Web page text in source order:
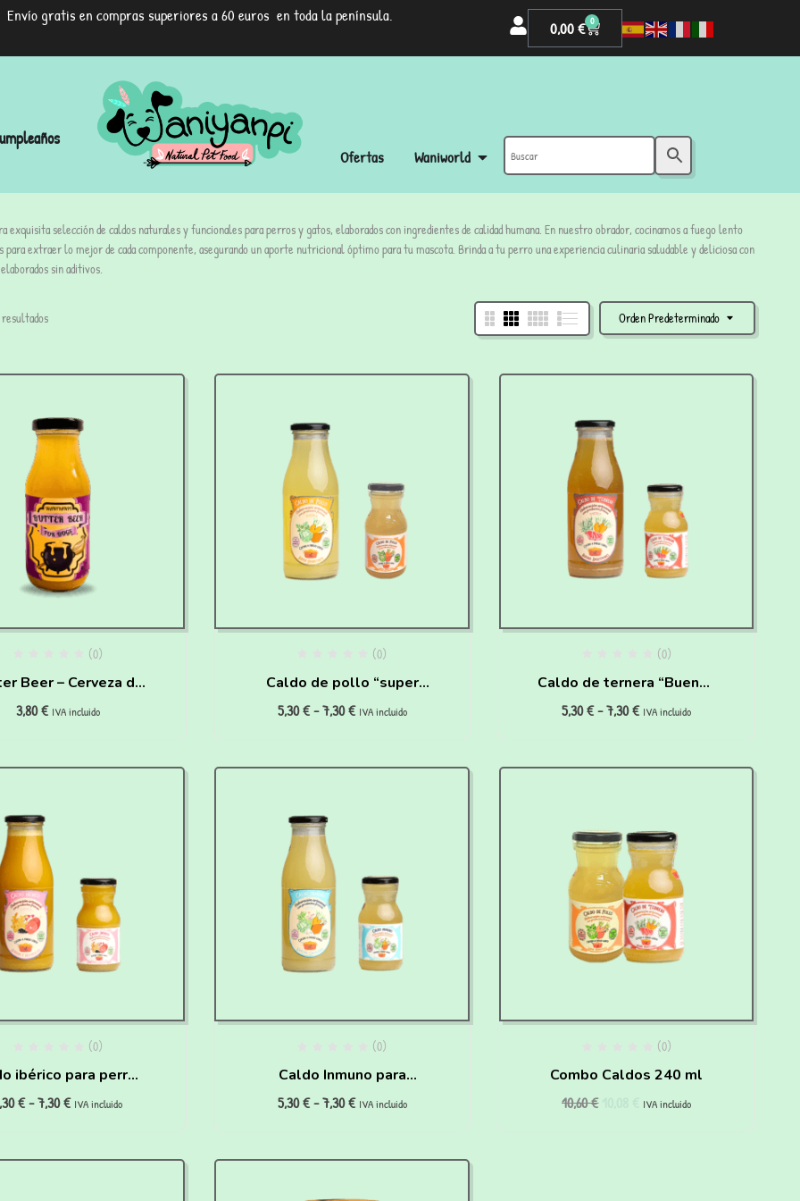
Envío gratis en compras superiores a 60 euros en toda la península.
0,00€ 0
Ofertas Waniworld
exquisita selección de caldos naturales y funcionales para perros y gatos, elaborados con ingredientes de calidad humana. En nuestro obrador, cocinamos a fuego lento
para extraer lo mejor de cada componente, asegurando un aporte nutricional óptimo para tu mascota. Brinda a tu perro una experiencia culinaria saludable y deliciosa con
sin aditivos.
Orden Predeterminado
(0)
Beer – Cerveza de
– HAIRY
3,80€ IVA incluido
(0)
Caldo de pollo “super
hidratante” para perros y
5,30€-7,30€ IVA incluido
(0)
Caldo de ternera “Buenas
digestiones” para perros
5,30€-7,30€ IVA incluido
(0)
ibérico para perros
y Seniors
€-7,30€ IVA incluido
(0)
Caldo Inmuno para
cachorros
5,30€-7,30€ IVA incluido
(0)
Combo Caldos 240 ml
10,60€ IVA incluido